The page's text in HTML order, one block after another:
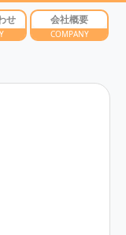
せ 会社概要
COMPANY